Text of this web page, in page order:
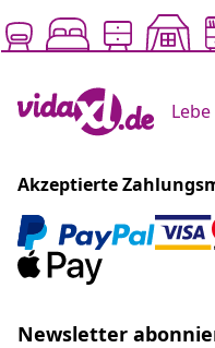
Akzeptierte
Newsletter